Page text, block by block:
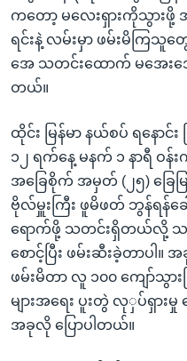
သို့
ကျော်
ရန်
ကတော့ မလေးရှားကိုသွာ
ရင်းနဲ့ လမ်းမှာ ဖမ်းမိကြသူ
အေ သတင်းထောက် မအေးအေ
တယ်။
ထိုင်း မြန်မာ နယ်စပ် ရနေ
၁၂ ရက်နေ့ မနက် ၁ နာရီ ဝန်း
အခြေစိုက် အမှတ် (၂၅) ခြေ
ဗိုလ်မှူးကြီး ဖူမိဖတ် ဘွန်ရန်ခ
ရောက်ဖို့ သတင်းရှိတယ်လို့ သတ
စောင့်ပြီး ဖမ်းဆီးခဲ့တာပါ
ဖမ်းမိတာ လူ ၁၀၀ ကျော်သွာ
များအရေး ပူးတွဲ လုှပ်ရှား
အခုလို ပြောပါတယ်။